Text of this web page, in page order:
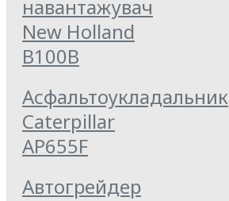
навантажувач
New Holland
B100B
Асфальтоукладальник
Caterpillar
AP655F
Автогрейдер